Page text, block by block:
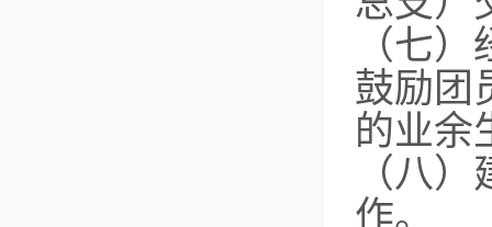
（七
鼓励团
的业余
（八
作。